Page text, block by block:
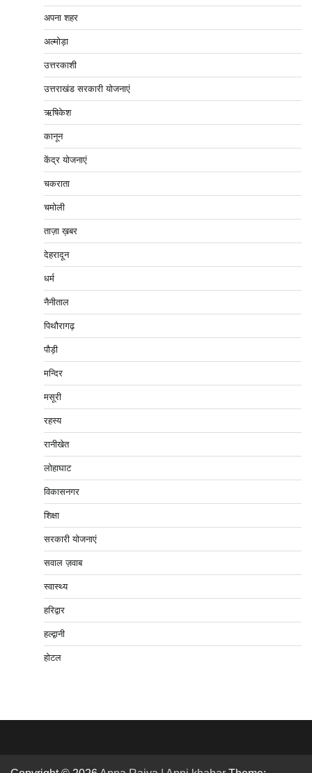
अपना शहर
अल्मोड़ा
उत्तरकाशी
उत्तराखंड सरकारी योजनाएं
ऋषिकेश
कानून
केंद्र योजनाएं
चकराता
चमोली
ताज़ा ख़बर
देहरादून
धर्म
नैनीताल
पिथौरागढ़
पौड़ी
मन्दिर
मसूरी
रहस्य
रानीखेत
लोहाघाट
विकासनगर
शिक्षा
सरकारी योजनाएं
सवाल ज़वाब
स्वास्थ्य
हरिद्वार
हल्द्वानी
होटल